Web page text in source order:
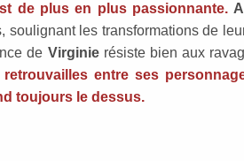
de plus en plus passionnante.
soulignant les transformations de
de Virginierésiste bien aux
retrouvailles entre ses
toujours le dessus.